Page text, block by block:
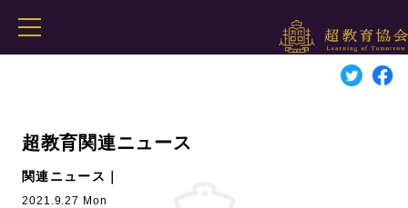
超教育関連ニュース
関連ニュース｜
2021.9.27 Mon